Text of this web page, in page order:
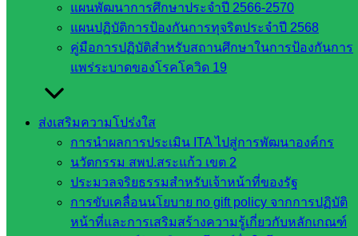
แผนพัฒนาการศึกษาประจำปี 2566-2570
แผนปฏิบัติการป้องกันการทุจริตประจำปี 2568
คู่มือการปฏิบัติสำหรับสถานศึกษาในการป้องกันการ
แพร่ระบาดของโรคโควิด 19
ส่งเสริมความโปร่งใส
การนำผลการประเมิน ITA ไปสู่การพัฒนาองค์กร
นวัตกรรม สพป.สระแก้ว เขต 2
ประมวลจริยธรรมสำหรับเจ้าหน้าที่ของรัฐ
การขับเคลื่อนนโยบาย no gift policy จากการปฏิบัติ
หน้าที่และการเสริมสร้างความรู้เกี่ยวกับหลักเกณฑ์
หน่วยงาน
ที่เกี่ยวข้อง
กระทรวง
ศึกษาธิการ
กระทรวง
การ
อุดมศึกษา
สำนักงาน
เลขาธิการ